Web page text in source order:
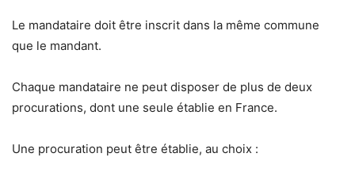
Le mandataire doit être inscrit dans la même commune
que le mandant.
Chaque mandataire ne peut disposer de plus de deux
procurations, dont une seule établie en France.
Une procuration peut être établie, au choix :